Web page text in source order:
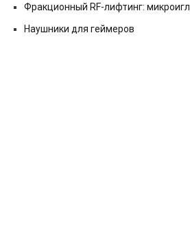
Фракционный RF-лифтинг:
Наушники для геймеров